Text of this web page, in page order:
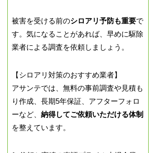
被害を受ける前のシロアリ予防も重要で
す。気になることがあれば、早めに駆除
業者による調査を依頼しましょう。
【シロアリ対策のおすすめ業者】
アサンテでは、無料の事前調査や見積も
り作成、長期5年保証、アフターフォロ
ーなど、 納得してご依頼いただける体制
を整えています。